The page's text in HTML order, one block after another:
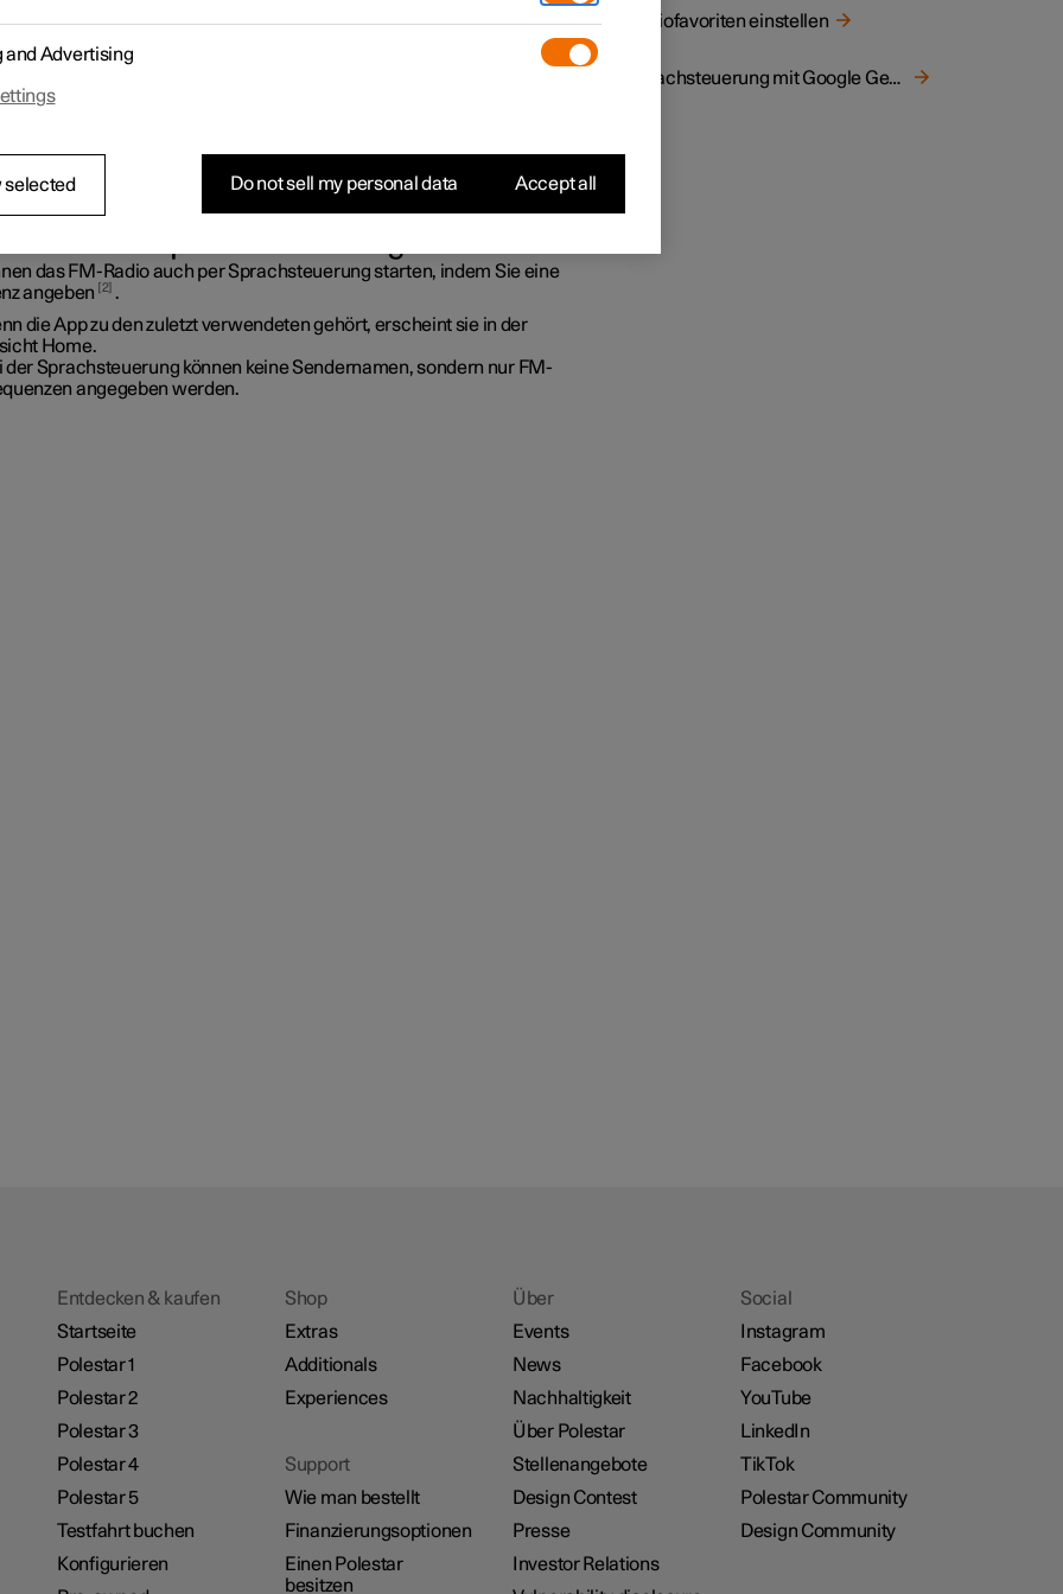
über das Center Display
Sie die Radio-App aus der Ansicht Home oder Apps
.
Sie den gewünschten Radiosender in der Liste über verfügbare
oder in der Favoritenliste aus.
das FM-Radio auch per Sprachsteuerung starten, indem Sie eine
angeben
2 .
die App zu den zuletzt verwendeten gehört, erscheint sie in der
Home.
der Sprachsteuerung können keine Sendernamen, sondern nur FM-
angegeben werden.
Radiofavoriten einstellen
Sprachsteuerung mit Google Gemini
Entdecken & kaufen
Startseite
Polestar 1
Polestar 2
Polestar 3
Polestar 4
Polestar 5
Testfahrt buchen
Konfigurieren
Shop
Extras
Additionals
Experiences
Support
Wie man bestellt
Finanzierungsoptionen
Einen Polestar
besitzen
Über
Events
News
Nachhaltigkeit
Über Polestar
Stellenangebote
Design Contest
Presse
Investor Relations
Social
Instagram
Facebook
YouTube
LinkedIn
TikTok
Polestar Community
Design Community
and Advertising
selected Do not sell my personal data Accept all